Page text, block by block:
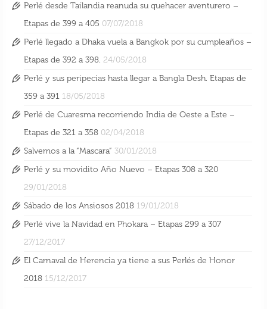
Perlé desde Tailandia reanuda su quehacer aventurero –
Etapas de 399 a 405 07/07/2018
Perlé llegado a Dhaka vuela a Bangkok por su cumpleaños –
Etapas de 392 a 398. 24/05/2018
Perlé y sus peripecias hasta llegar a Bangla Desh. Etapas de
359 a 391 18/05/2018
Perlé de Cuaresma recorriendo India de Oeste a Este –
Etapas de 321 a 358 02/04/2018
Salvemos a la “Mascara” 30/01/2018
Perlé y su movidito Año Nuevo – Etapas 308 a 320
29/01/2018
Sábado de los Ansiosos 2018 19/01/2018
Perlé vive la Navidad en Phokara – Etapas 299 a 307
27/12/2017
El Carnaval de Herencia ya tiene a sus Perlés de Honor
2018 15/12/2017